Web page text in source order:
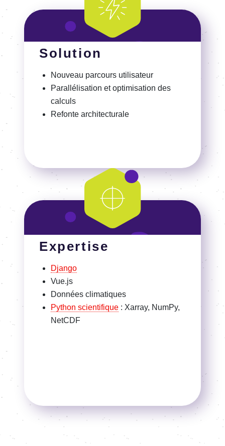
Solution
Nouveau parcours utili­sa­teur
Paral­lé­li­sa­tion et opti­mi­sa­tion des
calculs
Refonte archi­tec­tu­rale
Expertise
Django
Vue.js
Données clima­tiques
Python scien­ti­fique : Xarray, NumPy,
NetCDF